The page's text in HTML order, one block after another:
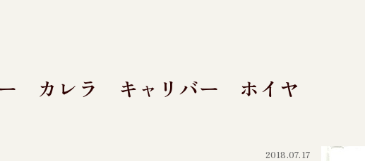
ー カレラ キャリバー ホイヤ
2018.07.17